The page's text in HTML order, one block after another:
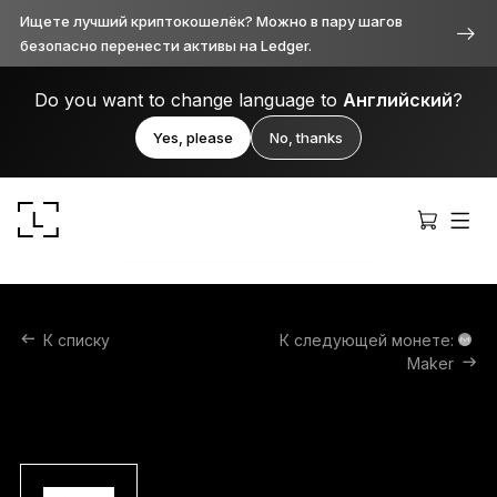
Ищете лучший криптокошелёк? Можно в пару шагов
безопасно перенести активы на Ledger.
Do you want to change language to Английский?
Yes, please No, thanks
К списку
К следующей монете:
Maker